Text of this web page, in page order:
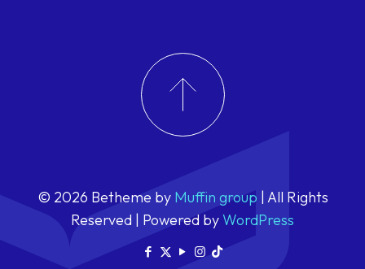
© 2026 Betheme by Muffin group | All Rights
Reserved | Powered byWordPress